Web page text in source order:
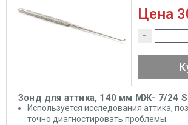
Зонд для аттика, 140 мм МЖ- 7/24
Используется исследования аттика,
точно диагностировать проблемы.
Цена
-